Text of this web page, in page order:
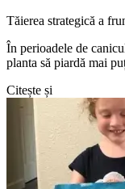
Tăierea strategică a
În perioadele de
planta să piardă mai
Citește și